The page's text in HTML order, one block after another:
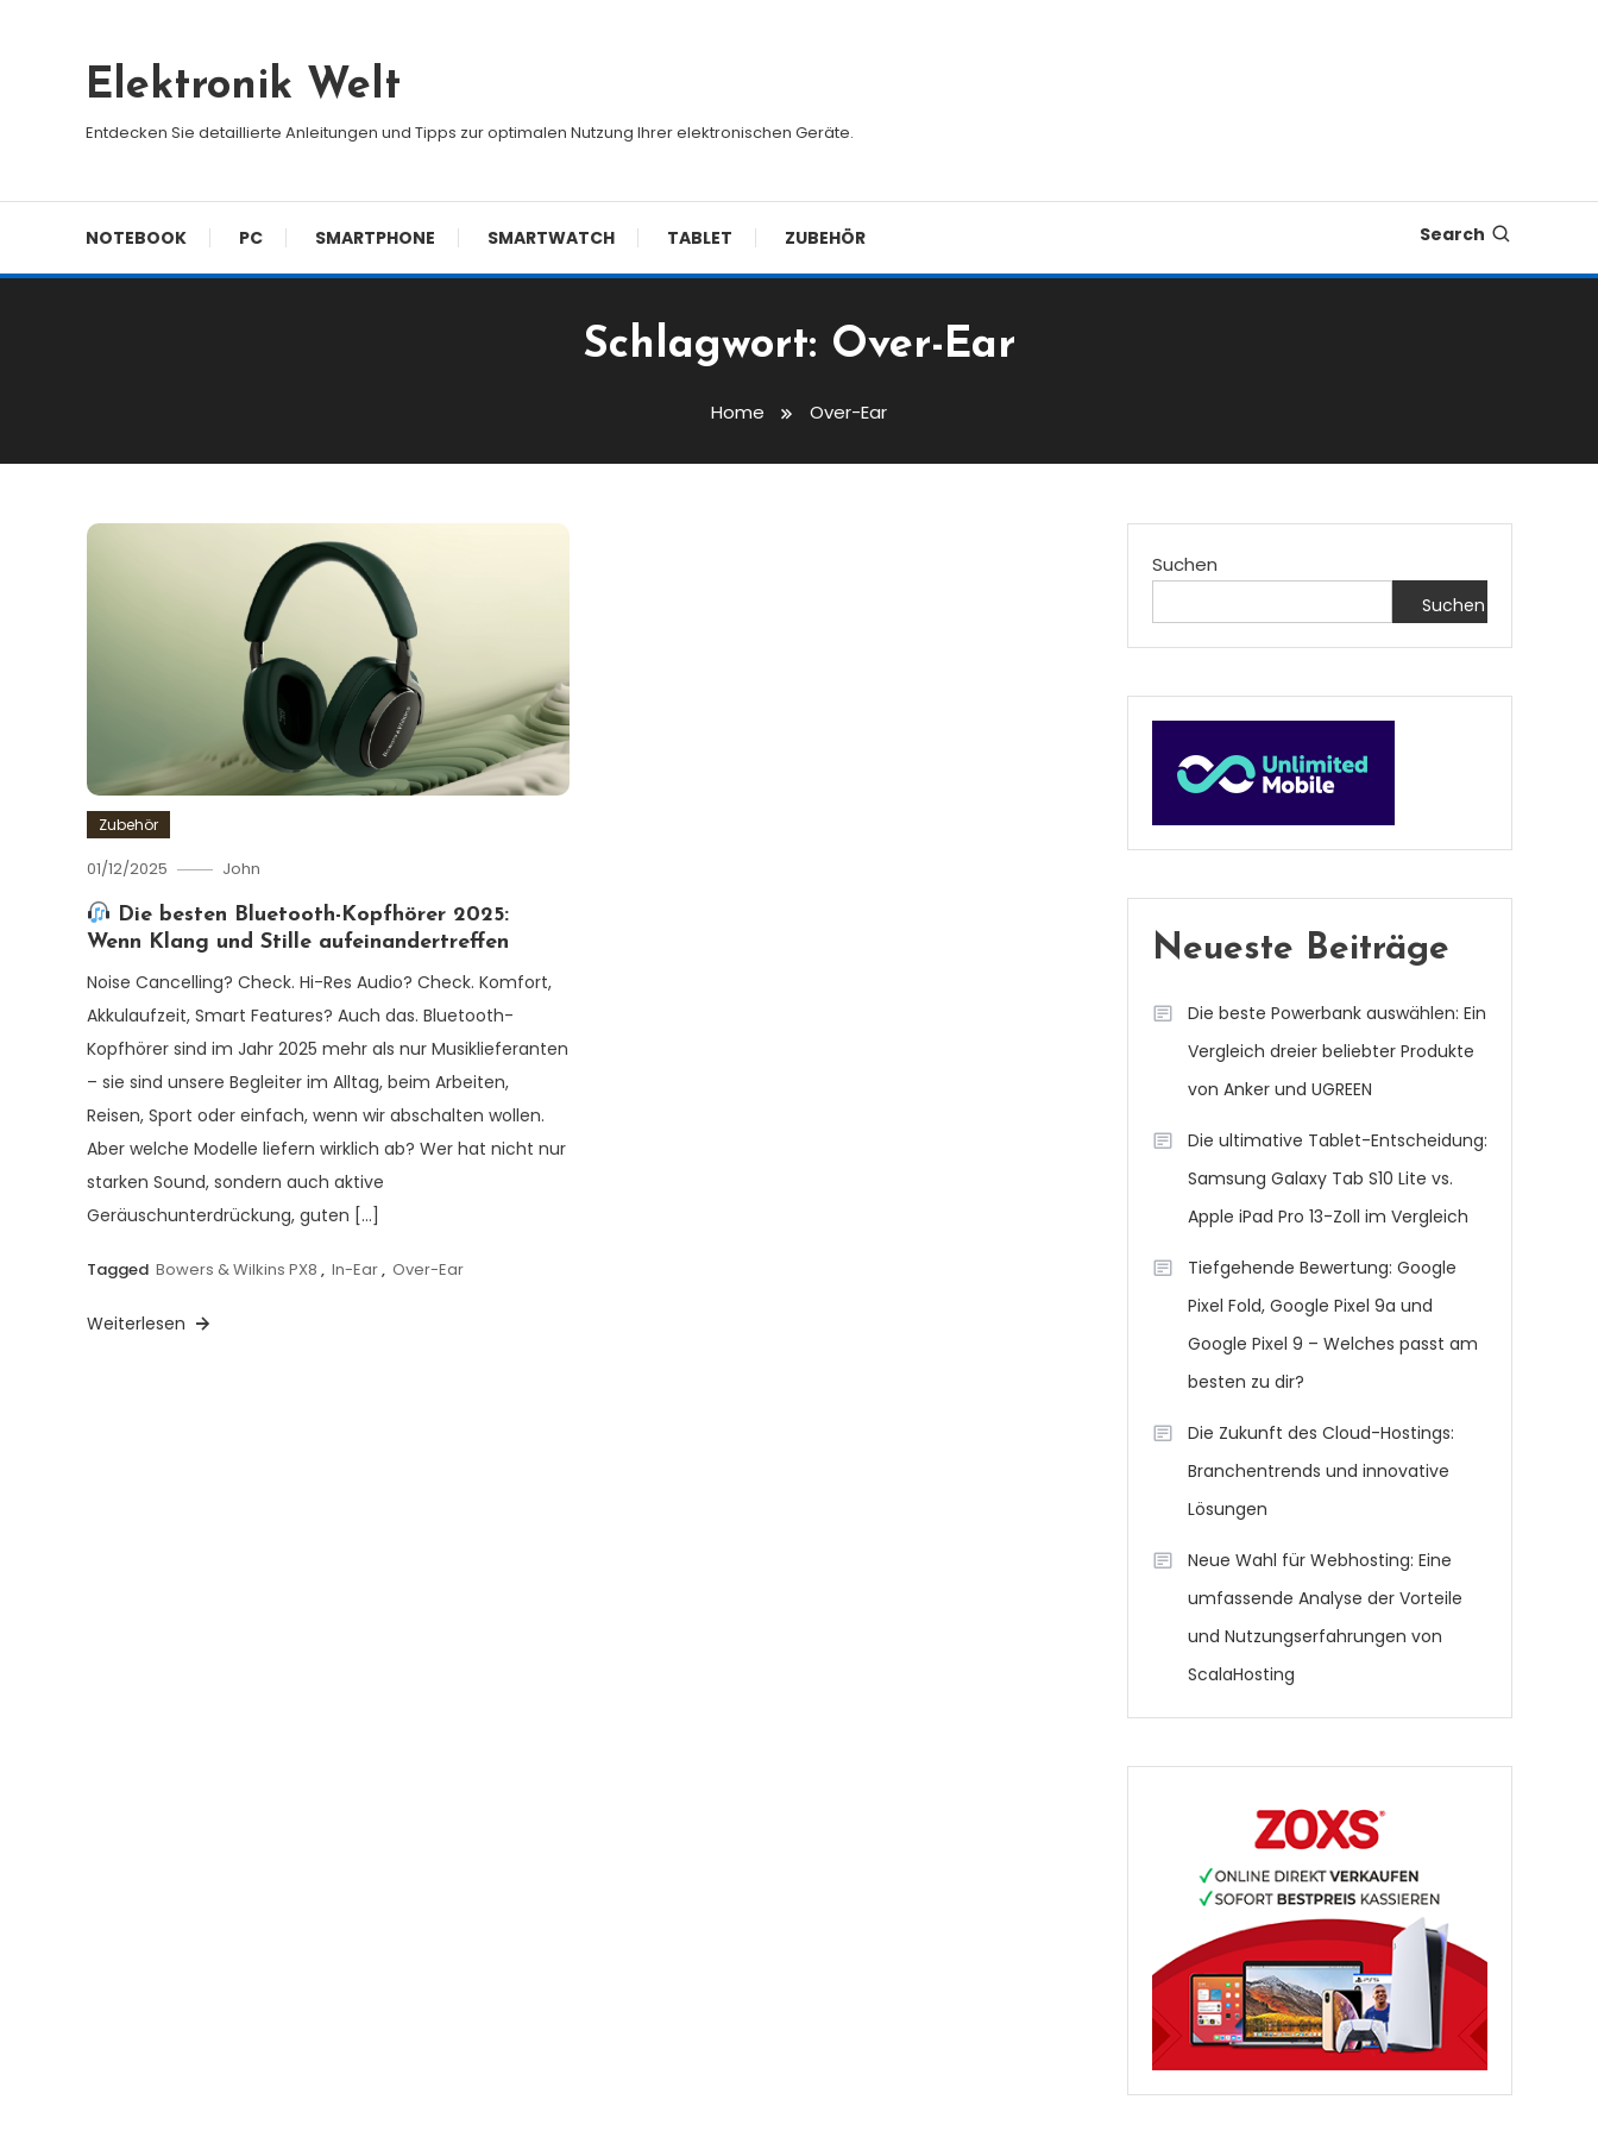
Elektronik Welt
Entdecken Sie detaillierte Anleitungen und Tipps zur optimalen Nutzung Ihrer elektronischen Geräte.
NOTEBOOK PC SMARTPHONE SMARTWATCH TABLET ZUBEHÖR Search
Schlagwort: Over-Ear
Home Over-Ear
Zubehör
01/12/2025 John
Die besten Bluetooth-Kopfhörer 2025:
Wenn Klang und Stille aufeinandertreffen
Noise Cancelling? Check. Hi-Res Audio? Check. Komfort,
Akkulaufzeit, Smart Features? Auch das. Bluetooth-
Kopfhörer sind im Jahr 2025 mehr als nur Musiklieferanten
– sie sind unsere Begleiter im Alltag, beim Arbeiten,
Reisen, Sport oder einfach, wenn wir abschalten wollen.
Aber welche Modelle liefern wirklich ab? Wer hat nicht nur
starken Sound, sondern auch aktive
Geräuschunterdrückung, guten […]
Tagged Bowers & Wilkins PX8 , In-Ear, Over-Ear
Weiterlesen
Suchen
Suchen
Neueste Beiträge
Die beste Powerbank auswählen: Ein
Vergleich dreier beliebter Produkte
von Anker und UGREEN
Die ultimative Tablet-Entscheidung:
Samsung Galaxy Tab S10 Lite vs.
Apple iPad Pro 13-Zoll im Vergleich
Tiefgehende Bewertung: Google
Pixel Fold, Google Pixel 9a und
Google Pixel 9 – Welches passt am
besten zu dir?
Die Zukunft des Cloud-Hostings:
Branchentrends und innovative
Lösungen
Neue Wahl für Webhosting: Eine
umfassende Analyse der Vorteile
und Nutzungserfahrungen von
ScalaHosting